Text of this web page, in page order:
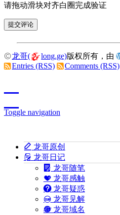
请拖动滑块对齐白圈完成验证
龙哥( long.ge)版权所有，由
Entries (RSS)
Comments (RSS)
Toggle navigation
龙哥原创
龙哥日记
龙哥随笔
龙哥感触
龙哥疑惑
龙哥见解
龙哥域名